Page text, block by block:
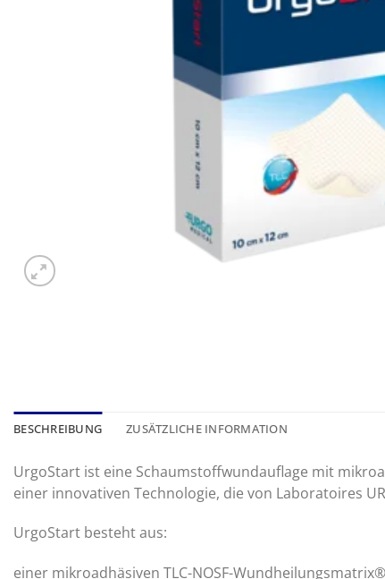
BESCHREIBUNG ZUSÄTZLICHE INFORMATION
UrgoStart ist eine Schaumstoffwundauflage mit
einer innovativen Technologie, die von Laboratoires
UrgoStart besteht aus:
einer mikroadhäsiven TLC-NOSF-